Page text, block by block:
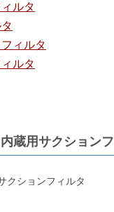
ルタ
ィルタ
ルタ
蔵用サクション
クションフィルタ